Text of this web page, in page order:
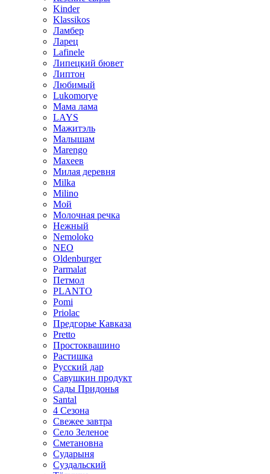
Kinder
Klassikos
Ламбер
Ларец
Lafinele
Липецкий бювет
Липтон
Любимый
Lukomorye
Мама лама
LAYS
Мажитэль
Малышам
Marengo
Махеев
Милая деревня
Milka
Milino
Мой
Молочная речка
Нежный
Nemoloko
NEO
Oldenburger
Parmalat
Петмол
PLANTO
Pomi
Priolac
Предгорье Кавказа
Pretto
Простоквашино
Растишка
Русский дар
Савушкин продукт
Сады Придонья
Santal
4 Сезона
Свежее завтра
Село Зеленое
Сметановна
Сударыня
Суздальский